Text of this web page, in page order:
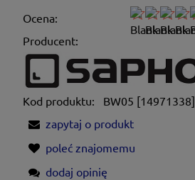
Ocena:
Producent:
Kod produktu:
BW05 [14971338]
zapytaj o produkt
poleć znajomemu
dodaj opinię